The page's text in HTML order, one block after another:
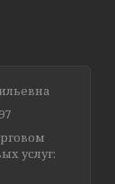
услуг: